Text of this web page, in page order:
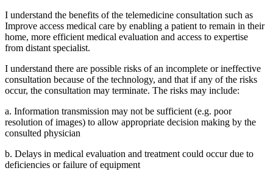
I understand the benefits of the telemedicine consultation such as
Improve access medical care by enabling a patient to remain in their
home, more efficient medical evaluation and access to expertise
from distant specialist.
I understand there are possible risks of an incomplete or ineffective
consultation because of the technology, and that if any of the risks
occur, the consultation may terminate. The risks may include:
a. Information transmission may not be sufficient (e.g. poor
resolution of images) to allow appropriate decision making by the
consulted physician
b. Delays in medical evaluation and treatment could occur due to
deficiencies or failure of equipment